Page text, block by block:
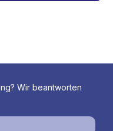
Wir beantworten